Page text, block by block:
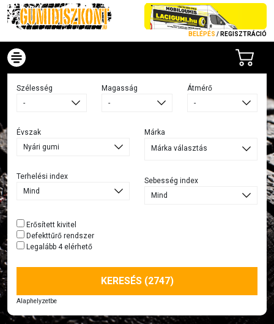
BELÉPÉS / REGISZTRÁCIÓ
Szélesség Magasság Átmérő
Évszak
Terhelési index
Márka
Márka választás
Sebesség index
Erősített kivitel
Defekttűrő rendszer
Legalább 4 elérhető
KERESÉS (2747)
Alaphelyzetbe